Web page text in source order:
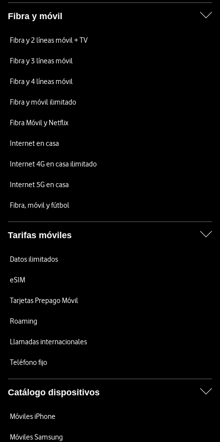
Fibra y móvil
Fibra y 2 líneas móvil + TV
Fibra y 3 líneas móvil
Fibra y 4 líneas móvil
Fibra y móvil ilimitado
Fibra Móvil y Netflix
Internet en casa
Internet 4G en casa ilimitado
Internet 5G en casa
Fibra, móvil y fútbol
Tarifas móviles
Datos ilimitados
eSIM
Tarjetas Prepago Móvil
Roaming
Llamadas internacionales
Teléfono fijo
Catálogo dispositivos
Móviles iPhone
Móviles Samsung